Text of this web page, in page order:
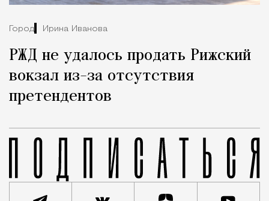
Город Ирина Иванова
РЖД не удалось продать Рижский
вокзал из-за отсутствия
претендентов